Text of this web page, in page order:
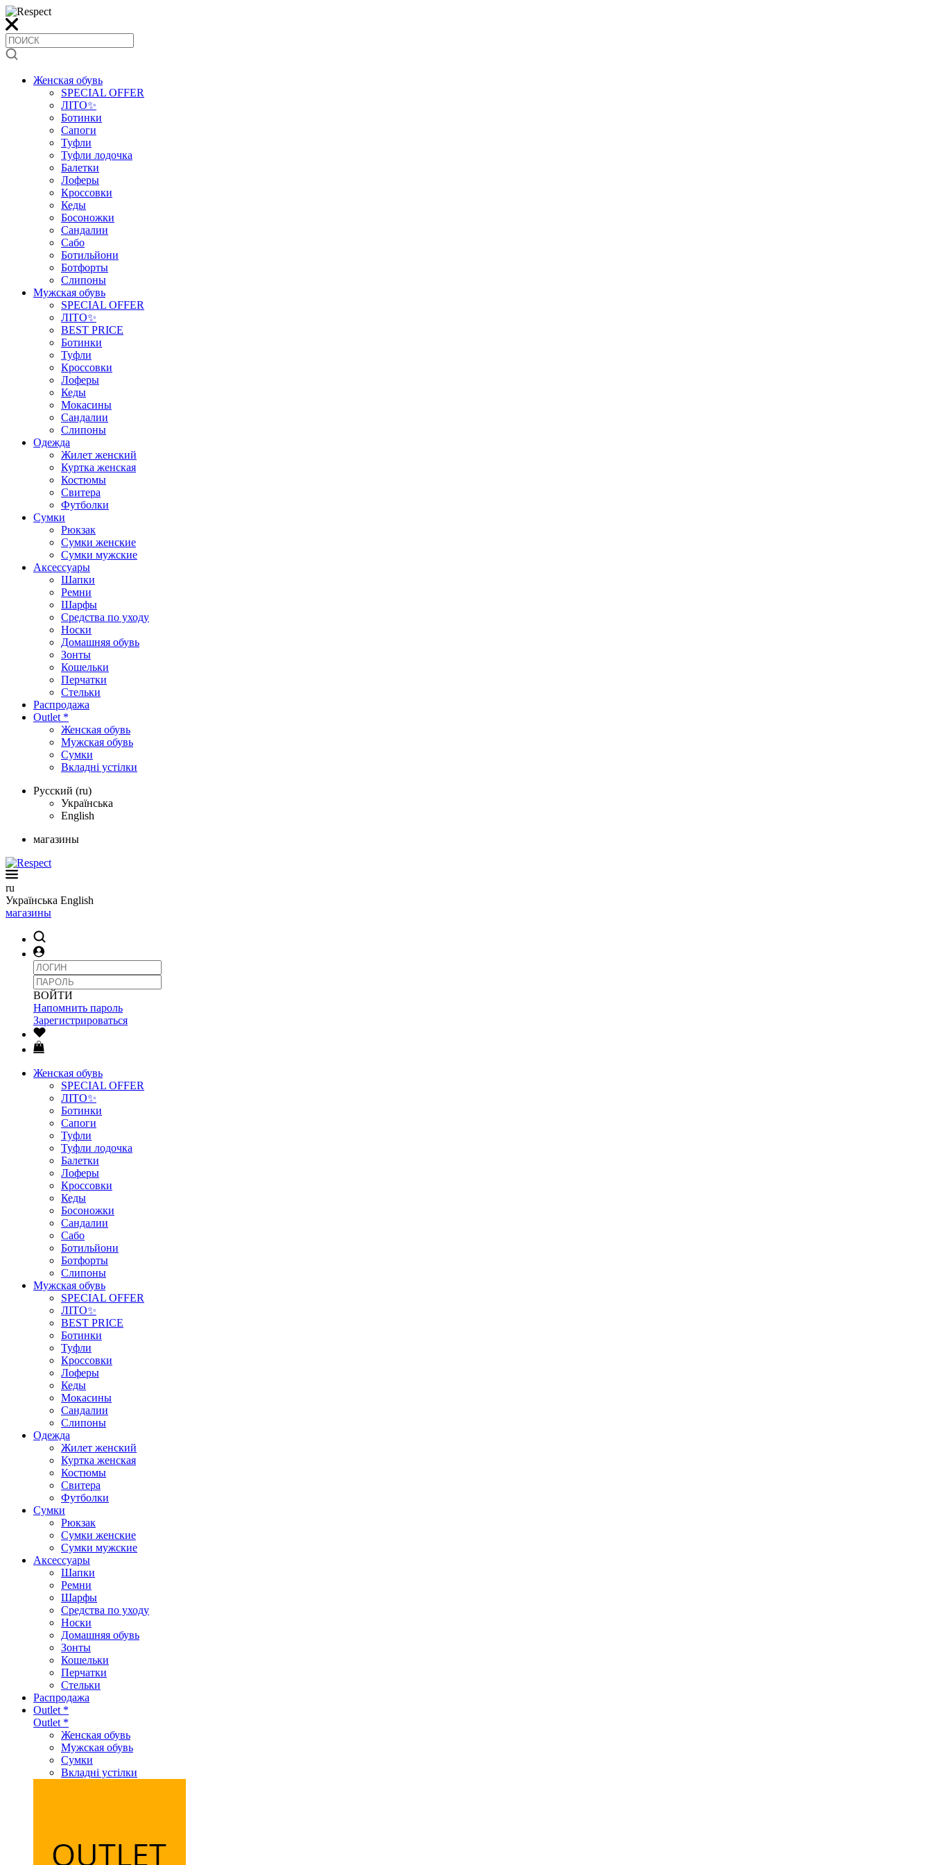
Женская обувь
SPECIAL OFFER
ЛІТО✨
Ботинки
Сапоги
Туфли
Туфли лодочка
Балетки
Лоферы
Кроссовки
Кеды
Босоножки
Сандалии
Сабо
Ботильйони
Ботфорты
Слипоны
Мужская обувь
SPECIAL OFFER
ЛІТО✨
BEST PRICE
Ботинки
Туфли
Кроссовки
Лоферы
Кеды
Мокасины
Сандалии
Слипоны
Одежда
Жилет женский
Куртка женская
Костюмы
Свитера
Футболки
Сумки
Рюкзак
Сумки женские
Сумки мужские
Аксеcсуары
Шапки
Ремни
Шарфы
Средства по уходу
Носки
Домашняя обувь
Зонты
Кошельки
Перчатки
Стельки
Распродажа
Outlet *
Женская обувь
Мужская обувь
Сумки
Вкладні устілки
Русский (ru)
Українська
English
магазины
ru
Українська English
магазины
ВОЙТИ
Напомнить пароль
Зарегистрироваться
Женская обувь
SPECIAL OFFER
ЛІТО✨
Ботинки
Сапоги
Туфли
Туфли лодочка
Балетки
Лоферы
Кроссовки
Кеды
Босоножки
Сандалии
Сабо
Ботильйони
Ботфорты
Слипоны
Мужская обувь
SPECIAL OFFER
ЛІТО✨
BEST PRICE
Ботинки
Туфли
Кроссовки
Лоферы
Кеды
Мокасины
Сандалии
Слипоны
Одежда
Жилет женский
Куртка женская
Костюмы
Свитера
Футболки
Сумки
Рюкзак
Сумки женские
Сумки мужские
Аксеcсуары
Шапки
Ремни
Шарфы
Средства по уходу
Носки
Домашняя обувь
Зонты
Кошельки
Перчатки
Стельки
Распродажа
Outlet *
Outlet *
Женская обувь
Мужская обувь
Сумки
Вкладні устілки